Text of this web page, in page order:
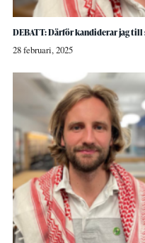
DEBATT: Därför kandiderar jag
28 februari, 2025